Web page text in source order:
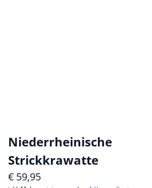
Niederrheinische
Strickkrawatte
€ 59,95